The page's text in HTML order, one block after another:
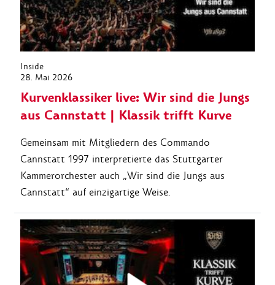
Inside
28. Mai 2026
Kurvenklassiker live: Wir sind die Jungs
aus Cannstatt | Klassik trifft Kurve
Gemeinsam mit Mitgliedern des Commando
Cannstatt 1997 interpretierte das Stuttgarter
Kammerorchester auch „Wir sind die Jungs aus
Cannstatt“ auf einzigartige Weise.